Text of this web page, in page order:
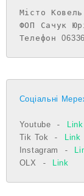
Місто Ковель
ФОП Сачук
Телефон
Соціальні
Youtube -
Link
Tik Tok -
Link
Instagram
-
OLX
- Link